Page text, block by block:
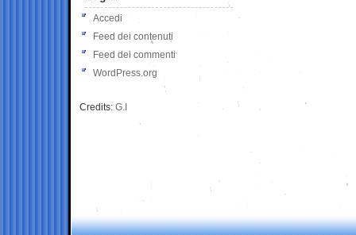
Accedi
Feed dei contenuti
Feed dei commenti
WordPress.org
Credits: G.I